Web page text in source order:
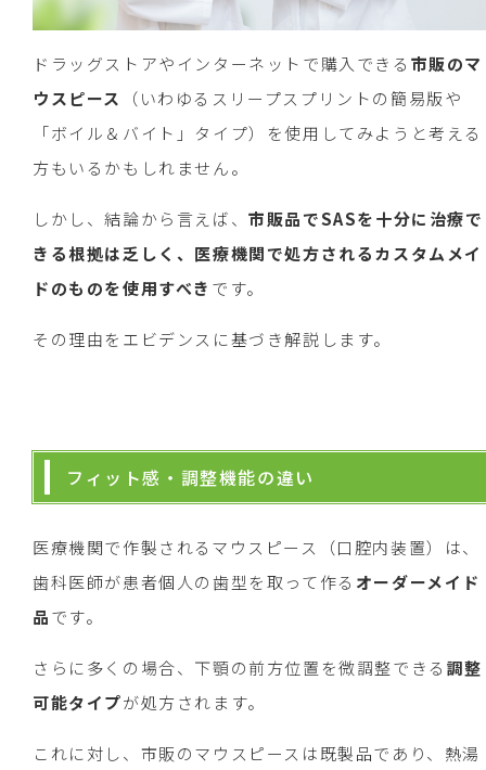
ドラッグストアやインターネットで購入できる 市販のマ
ウスピース
（いわゆるスリープスプリントの簡易版や
「ボイル＆バイト」タイプ）を使用してみようと考える
方もいるかもしれません。
しかし、結論から言えば、市販品でSASを十分に治療で
きる根拠は乏しく、医療機関で処方されるカスタムメイ
ドのものを使用すべき です。
その理由をエビデンスに基づき解説します。
フィット感・調整機能の違い
医療機関で作製されるマウスピース（口腔内装置）は、
歯科医師が患者個人の歯型を取って作る オーダーメイド
品です。
さらに多くの場合、下顎の前方位置を微調整できる 調整
可能タイプが処方されます。
これに対し、市販のマウスピースは既製品であり、熱湯